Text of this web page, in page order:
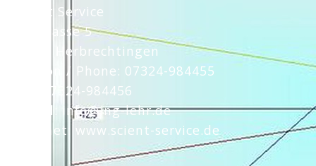
Scient Service
Albstrasse 5
89542 Herbrechtingen
Telefon / Phone: 07324-984455
Fax: 07324-984456
e-mail: info@ing-lehr.de
Internet: www.scient-service.de